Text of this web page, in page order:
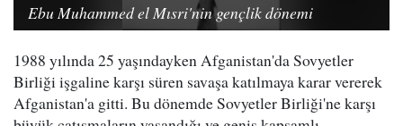
Ebu Muhammed el Mısri'nin gençlik dönemi
1988 yılında 25 yaşındayken Afganistan'da Sovyetler
Birliği işgaline karşı süren savaşa katılmaya karar vererek
Afganistan'a gitti. Bu dönemde Sovyetler Birliği'ne karşı